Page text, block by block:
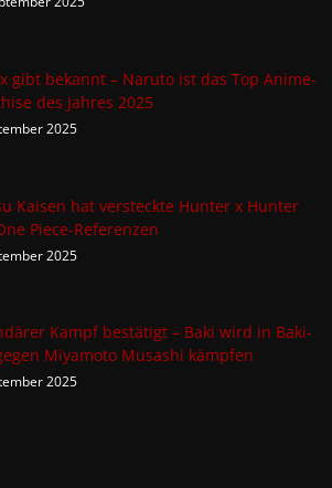
gibt bekannt – Naruto ist das Top Anime-
des Jahres 2025
2025
Kaisen hat versteckte Hunter x Hunter
Piece-Referenzen
2025
Kampf bestätigt – Baki wird in Baki-
Miyamoto Musashi kämpfen
2025